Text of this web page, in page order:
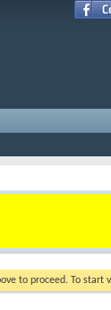
to proceed. To